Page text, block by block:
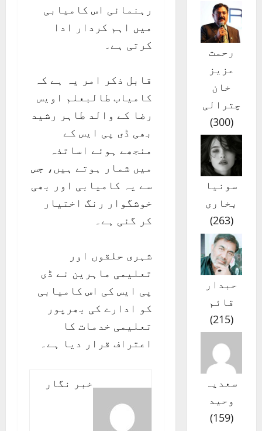
رہنمائی اس کامیابی
میں اہم کردار ادا
کرتی ہے۔
قابل ذکر امر یہ ہے کہ
کامیاب طالبعلم اویس
رضا کے والد طاہر رشید
بھی ڈی پی ایس کے
منجھے ہوئے اساتذہ
میں شمار ہوتے ہیں، جس
سے یہ کامیابی اور بھی
خوشگوار رنگ اختیار
کر گئی ہے۔
شہری حلقوں اور
تعلیمی ماہرین نے ڈی
پی ایس کی اس کامیابی
کو ادارے کی بھرپور
تعلیمی خدمات کا
اعتراف قرار دیا ہے۔
خبر نگار
رحمت
عزیز
خان
چترالی
(
300
)
سونیا
بخاری
(
263
)
حبدار
قائم
(
215
)
سعدیہ
وحید
(
159
)